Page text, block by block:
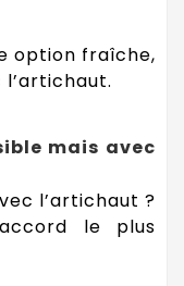
option fraîche,
mais avec
l’artichaut ?
le plus